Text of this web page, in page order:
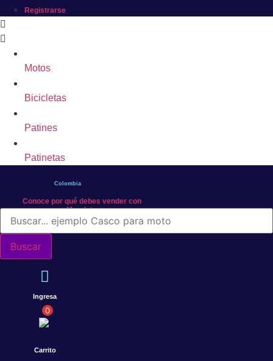
Registrarse
Motos
Bicicletas
Patines
Patinetas
Colombia
Conoce por qué debes vender con
Mercleta
Búsqueda
productos
Buscar
Ingresa
0
Carrito